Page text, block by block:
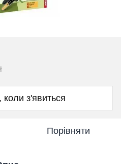
коли з'явиться
Порівняти